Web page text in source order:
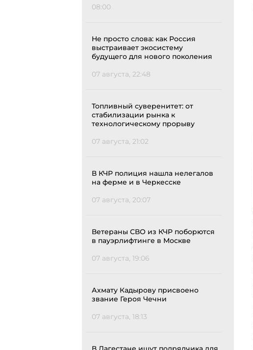
08:00
Не просто слова: как Россия
выстраивает экосистему
будущего для нового поколения
07 августа, 22:48
Топливный суверенитет: от
стабилизации рынка к
технологическому прорыву
07 августа, 21:02
В КЧР полиция нашла нелегалов
на ферме и в Черкесске
07 августа, 20:07
Ветераны СВО из КЧР поборются
в пауэрлифтинге в Москве
07 августа, 19:06
Ахмату Кадырову присвоено
звание Героя Чечни
07 августа, 18:13